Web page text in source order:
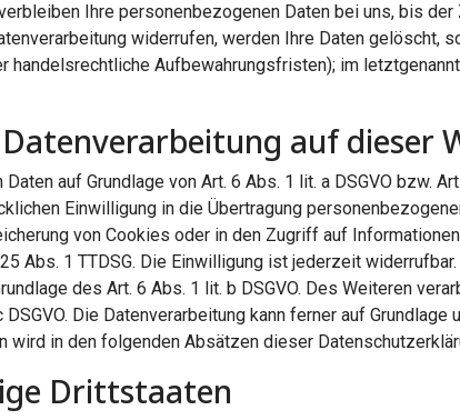
Ihre personenbezogenen Daten bei uns, bis
widerrufen, werden Ihre Daten gelöscht,
Aufbewahrungsfristen); im
auf dieser
auf Grundlage von Art. 6 Abs. 1 lit. a DSGVO bzw.
Einwilligung in die Übertragung
von Cookies oder in den Zugriff auf
Abs. 1 TTDSG. Die Einwilligung ist jederzeit
des Art. 6 Abs. 1 lit. b DSGVO. Des Weiteren
Die Datenverarbeitung kann ferner auf
in den folgenden Absätzen dieser
Drittstaaten